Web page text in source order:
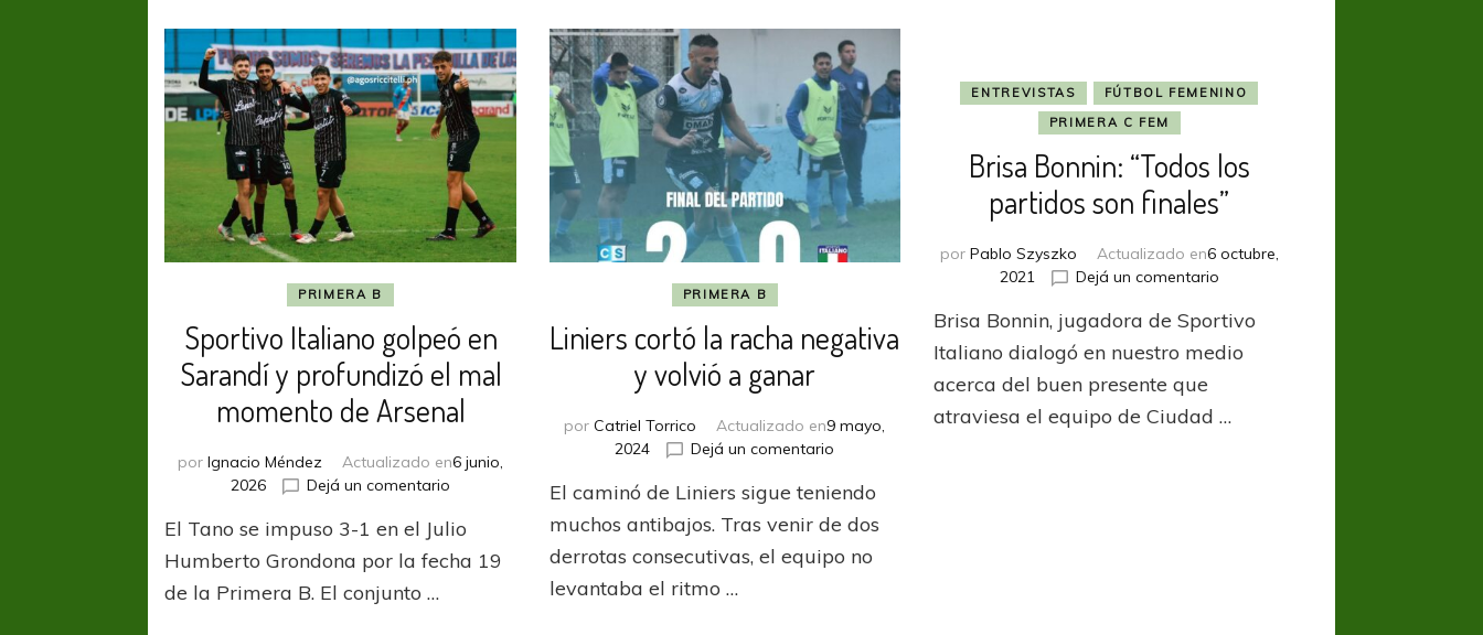
PRIMERA B
Sportivo Italiano golpeó en
Sarandí y profundizó el mal
momento de Arsenal
porIgnacio Méndez Actualizado en6 junio,
2026
Dejá un comentario
Italiano
golpeó
El Tano se impuso 3-1 en el Julio
Humberto Grondona por la fecha 19
de la Primera B. El conjunto …
PRIMERA B
Liniers cortó la racha negativa
y volvió a ganar
porCatriel Torrico Actualizado en9 mayo,
2024
Dejá un comentario
cortó
la
negativa
El caminó de Liniers sigue teniendo
muchos antibajos. Tras venir de dos
derrotas consecutivas, el equipo no
levantaba el ritmo …
ENTREVISTAS
FÚTBOL FEMENINO
PRIMERA C FEM
Brisa Bonnin: “Todos los
partidos son finales”
por Pablo Szyszko Actualizado en6 octubre,
2021
Dejá un comentarioen
Bonnin:
“Todos
Brisa Bonnin, jugadora de Sportivo
Italiano dialogó en nuestro medio
acerca del buen presente que
atraviesa el equipo de Ciudad …